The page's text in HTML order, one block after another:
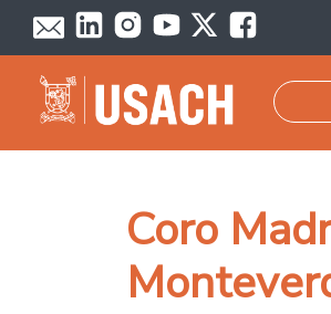
Skip to main content
Coro